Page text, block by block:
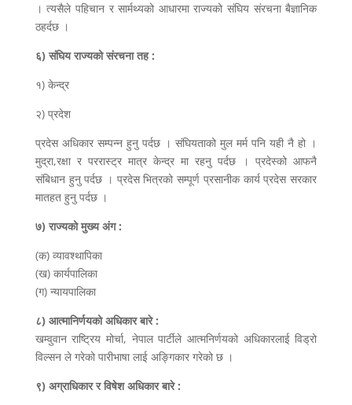
। त्यसैले पहिचान र सार्मथ्यको आधारमा राज्यको संघिय संरचना बैज्ञानिक
ठहर्दछ ।
६) संघिय राज्यको संरचना तह :
१) केन्द्र
२) प्रदेश
प्रदेस अधिकार सम्पन्न हुनु पर्दछ । संघियताको मुल मर्म पनि यही नै हो ।
मुद्रा,रक्षा र पररास्ट्र मात्र केन्द्र मा रहनु पर्दछ । प्रदेस्को आफनै
संबिधान हुनु पर्दछ । प्रदेस भित्रको सम्पूर्ण प्रसानीक कार्य प्रदेस सरकार
मातहत हुनु पर्दछ ।
७) राज्यको मुख्य अंग :
(क) व्यावश्थापिका
(ख) कार्यपालिका
(ग) न्यायपालिका
८) आत्मानिर्णयको अधिकार बारे :
खम्वुवान राष्ट्रिय मोर्चा, नेपाल पार्टीले आत्मनिर्णयको अधिकारलाई विड्रो
विल्सन ले गरेको पारीभाषा लाई अङ्गिकार गरेको छ ।
९) अग्राधिकार र विषेश अधिकार बारे :